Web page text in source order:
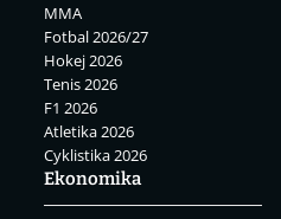
MMA
Fotbal 2026/27
Hokej 2026
Tenis 2026
F1 2026
Atletika 2026
Cyklistika 2026
Ekonomika